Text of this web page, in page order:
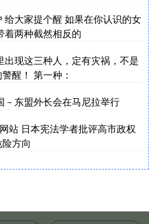
给大家提个醒 如果在你认识的女
着两种截然相反的
出现这三种人，定有灾祸，不是
醒！ 第一种：
－东盟外长会在马尼拉举行
站 日本宪法学者批评高市政权
方向